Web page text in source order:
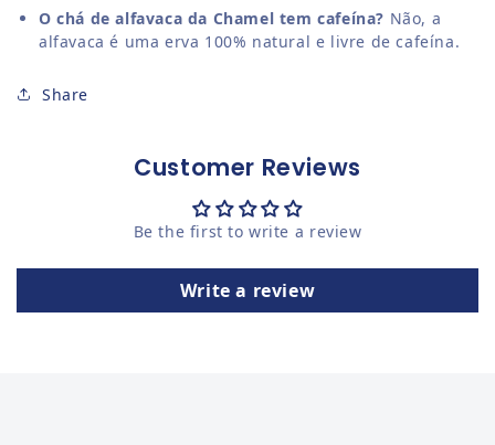
O chá de alfavaca da Chamel tem cafeína? Não, a
alfavaca é uma erva 100% natural e livre de cafeína.
Share
Customer Reviews
Be the first to write a review
Write a review